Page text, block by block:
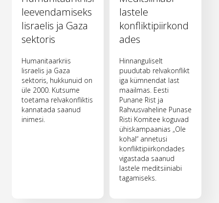
leevendamiseks
Iisraelis ja Gaza
sektoris
Humanitaarkriis
Iisraelis ja Gaza
sektoris, hukkunuid on
üle 2000. Kutsume
toetama relvakonfliktis
kannatada saanud
inimesi.
lastele
konfliktipiirkond
ades
Hinnanguliselt
puudutab relvakonflikt
iga kümnendat last
maailmas. Eesti
Punane Rist ja
Rahvusvaheline Punase
Risti Komitee koguvad
ühiskampaanias „Ole
kohal“ annetusi
konfliktipiirkondades
vigastada saanud
lastele meditsiiniabi
tagamiseks.